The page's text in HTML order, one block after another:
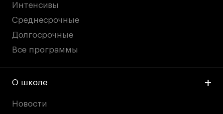
Интенсивы
Среднесрочные
Долгосрочные
Все программы
О школе
Новости